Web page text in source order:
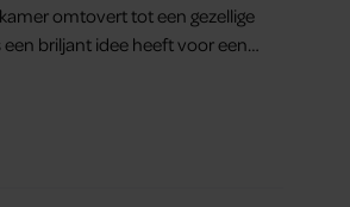
omtovert tot een gezellige
een briljant idee heeft voor een